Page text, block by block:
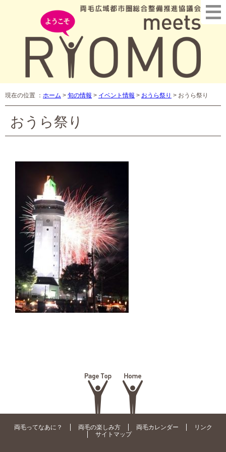
現在の位置 ： ホーム > 旬の情報 > イベント情報 > おうら祭り > おうら祭り
おうら祭り
両毛ってなあに？ 両毛の楽しみ方 両毛カレンダー
リンク
サイトマップ